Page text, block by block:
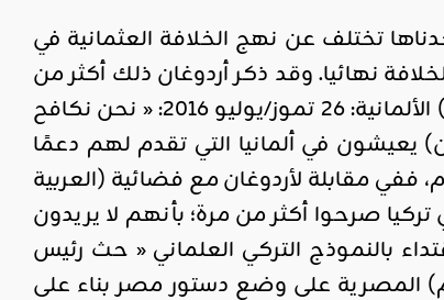
تختلف عن نهج الخلافة العثمانية في
نهائيا. وقد ذكر أردوغان ذلك أكثر من
مرة. فقال في تصريحات أدلى بها في مقابلة تلفزيونية أجراها مع قناة (أ آر دي) الألمانية: 26 تموز/يوليو 2016: « نحن نكافح
يعيشون في ألمانيا التي تقدم لهم دعمًا
ففي مقابلة لأردوغان مع فضائية (العربية
في تركيا صرحوا أكثر من مرة؛ بأنهم لا يريدون
بالنموذج التركي العلماني « حث رئيس
13/9/2011 في لقاء مع (قناة دريم) المصرية على وضع دستور مصر بناء على